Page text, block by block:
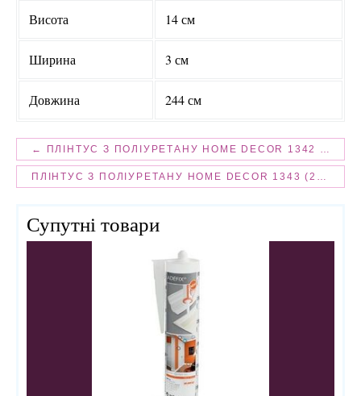
Висота 14 см
Ширина 3 см
Довжина 244 см
Супутні товари